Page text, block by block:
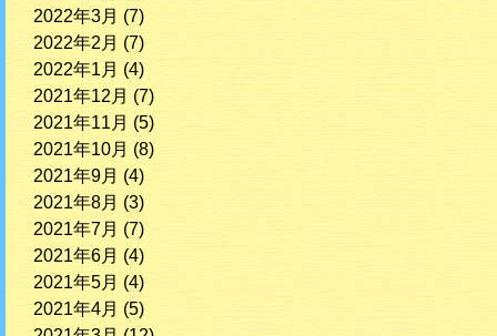
2022年3月 (7)
2022年2月 (7)
2022年1月 (4)
2021年12月 (7)
2021年11月 (5)
2021年10月 (8)
2021年9月 (4)
2021年8月 (3)
2021年7月 (7)
2021年6月 (4)
2021年5月 (4)
2021年4月 (5)